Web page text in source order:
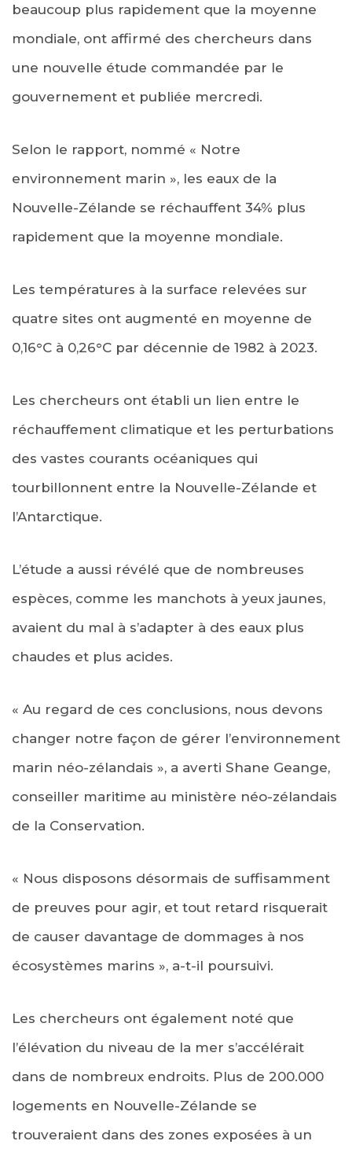
beaucoup plus rapidement que la moyenne
mondiale, ont affirmé des chercheurs dans
une nouvelle étude commandée par le
gouvernement et publiée mercredi.
Selon le rapport, nommé « Notre
environnement marin », les eaux de la
Nouvelle-Zélande se réchauffent 34% plus
rapidement que la moyenne mondiale.
Les températures à la surface relevées sur
quatre sites ont augmenté en moyenne de
0,16°C à 0,26°C par décennie de 1982 à 2023.
Les chercheurs ont établi un lien entre le
réchauffement climatique et les perturbations
des vastes courants océaniques qui
tourbillonnent entre la Nouvelle-Zélande et
l’Antarctique.
L’étude a aussi révélé que de nombreuses
espèces, comme les manchots à yeux jaunes,
avaient du mal à s’adapter à des eaux plus
chaudes et plus acides.
« Au regard de ces conclusions, nous devons
changer notre façon de gérer l’environnement
marin néo-zélandais », a averti Shane Geange,
conseiller maritime au ministère néo-zélandais
de la Conservation.
« Nous disposons désormais de suffisamment
de preuves pour agir, et tout retard risquerait
de causer davantage de dommages à nos
écosystèmes marins », a-t-il poursuivi.
Les chercheurs ont également noté que
l’élévation du niveau de la mer s’accélérait
dans de nombreux endroits. Plus de 200.000
logements en Nouvelle-Zélande se
trouveraient dans des zones exposées à un